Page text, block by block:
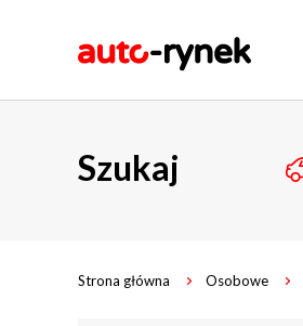
Szukaj
Strona główna Osobowe